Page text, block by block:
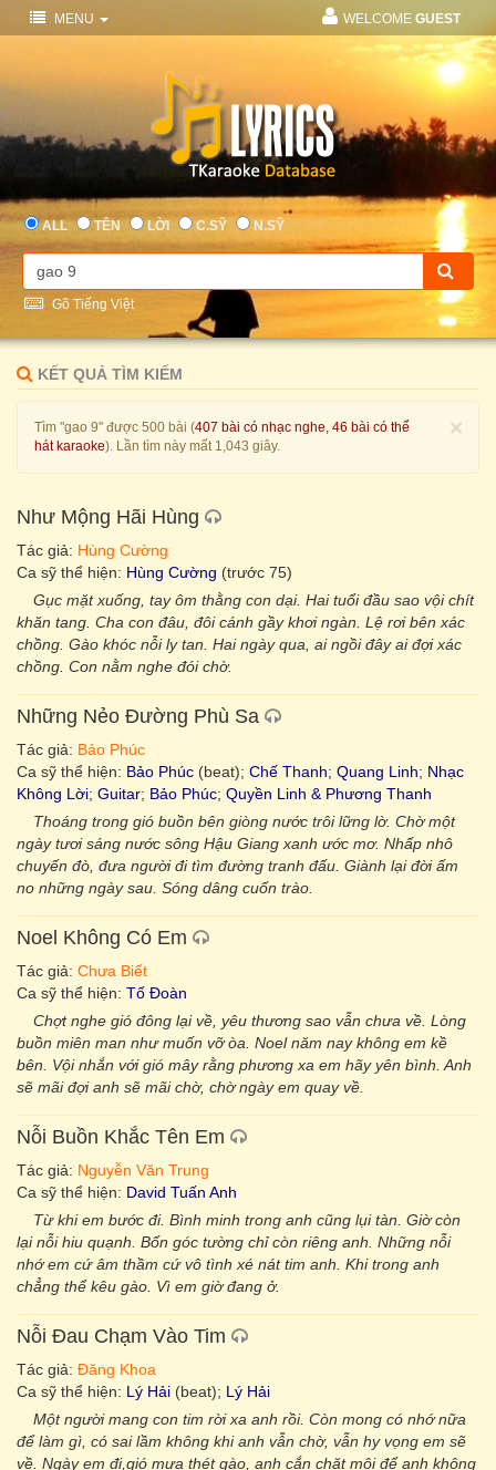
MENU WELCOME GUEST
ALL TÊN LỜI C.SỸ N.SỸ
Gõ Tiếng Việt
KẾT QUẢ TÌM KIẾM
×
Tìm "gao 9" được 500 bài (407 bài có nhạc nghe, 46 bài có thể
hát karaoke). Lần tìm này mất 1,043 giây.
Như Mộng Hãi Hùng
Tác giả: Hùng Cường
Ca sỹ thể hiện: Hùng Cường (trước 75)
Gục mặt xuống, tay ôm thằng con dại. Hai tuổi đầu sao vội chít
khăn tang. Cha con đâu, đôi cánh gầy khơi ngàn. Lệ rơi bên xác
chồng. Gào khóc nỗi ly tan. Hai ngày qua, ai ngồi đây ai đợi xác
chồng. Con nằm nghe đói chờ.
Những Nẻo Đường Phù Sa
Tác giả: Bảo Phúc
Ca sỹ thể hiện: Bảo Phúc (beat); Chế Thanh; Quang Linh; Nhạc
Không Lời; Guitar; Bảo Phúc; Quyền Linh & Phương Thanh
Thoáng trong gió buồn bên giòng nước trôi lững lờ. Chờ một
ngày tươi sáng nước sông Hậu Giang xanh ước mơ. Nhấp nhô
chuyến đò, đưa người đi tìm đường tranh đấu. Giành lại đời ấm
no những ngày sau. Sóng dâng cuốn trào.
Noel Không Có Em
Tác giả: Chưa Biết
Ca sỹ thể hiện: Tố Đoàn
Chợt nghe gió đông lại về, yêu thương sao vẫn chưa về. Lòng
buồn miên man như muốn vỡ òa. Noel năm nay không em kề
bên. Vội nhắn với gió mây rằng phương xa em hãy yên bình. Anh
sẽ mãi đợi anh sẽ mãi chờ, chờ ngày em quay về.
Nỗi Buồn Khắc Tên Em
Tác giả: Nguyễn Văn Trung
Ca sỹ thể hiện: David Tuấn Anh
Từ khi em bước đi. Bình minh trong anh cũng lụi tàn. Giờ còn
lại nỗi hiu quạnh. Bốn góc tường chỉ còn riêng anh. Những nỗi
nhớ em cứ âm thầm cứ vô tình xé nát tim anh. Khi trong anh
chẳng thể kêu gào. Vì em giờ đang ở.
Nỗi Đau Chạm Vào Tim
Tác giả: Đăng Khoa
Ca sỹ thể hiện: Lý Hải (beat); Lý Hải
Một người mang con tim rời xa anh rồi. Còn mong có nhớ nữa
để làm gì, có sai lầm không khi anh vẫn chờ, vẫn hy vọng em sẽ
về. Ngày em đi,gió mưa thét gào, anh cắn chặt môi để anh không